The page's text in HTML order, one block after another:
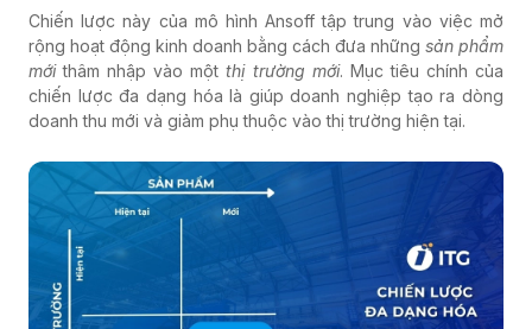
Chiến lược này của mô hình Ansoff tập trung vào việc mở
rộng hoạt động kinh doanh bằng cách đưa những sản phẩm
mớithâm nhập vào mộtthị trường mới. Mục tiêu chính của
chiến lược đa dạng hóa là giúp doanh nghiệp tạo ra dòng
doanh thu mới và giảm phụ thuộc vào thị trường hiện tại.